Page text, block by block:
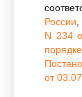
России
N 234
от